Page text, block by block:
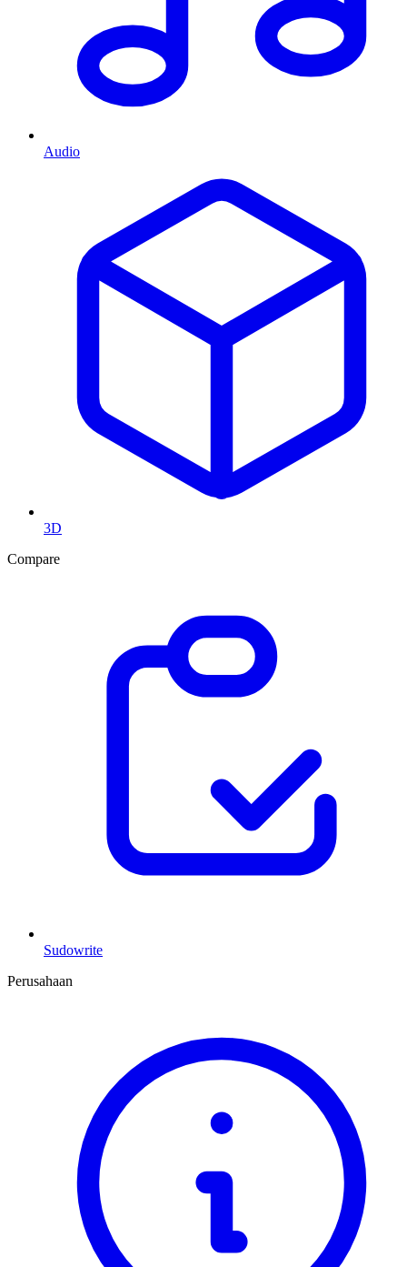
Audio
3D
Compare
Sudowrite
Perusahaan